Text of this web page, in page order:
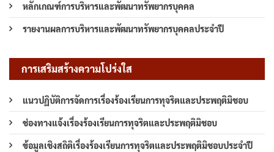
หลักเกณฑ์การบริหารและพัฒนาทรัพยากรบุคคล
รายงานผลการบริหารและพัฒนาทรัพยากรบุคคลประจำปี
การเสริมสร้างความโปร่งใส
แนวปฏิบัติการจัดการเรื่องร้องเรียนการทุจริตและประพฤติมิชอบ
ช่องทางแจ้งเรื่องร้องเรียนการทุจริตและประพฤติมิชอบ
ข้อมูลเชิงสถิติเรื่องร้องเรียนการทุจริตและประพฤติมิชอบประจำปี